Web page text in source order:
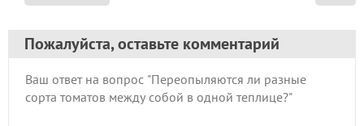
Пожалуйста, оставьте комментарий